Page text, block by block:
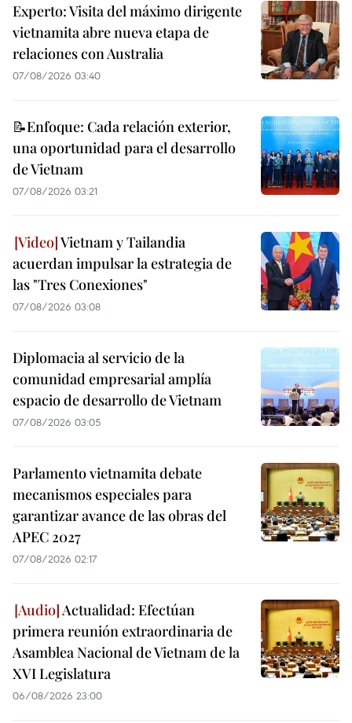
Experto: Visita del máximo dirigente
vietnamita abre nueva etapa de
relaciones con Australia
07/08/2026 03:40
📝Enfoque: Cada relación exterior,
una oportunidad para el desarrollo
de Vietnam
07/08/2026 03:21
Vietnam y Tailandia
acuerdan impulsar la estrategia de
las "Tres Conexiones"
07/08/2026 03:08
Diplomacia al servicio de la
comunidad empresarial amplía
espacio de desarrollo de Vietnam
07/08/2026 03:05
Parlamento vietnamita debate
mecanismos especiales para
garantizar avance de las obras del
APEC 2027
07/08/2026 02:17
Actualidad: Efectúan
primera reunión extraordinaria de
Asamblea Nacional de Vietnam de la
XVI Legislatura
06/08/2026 23:00